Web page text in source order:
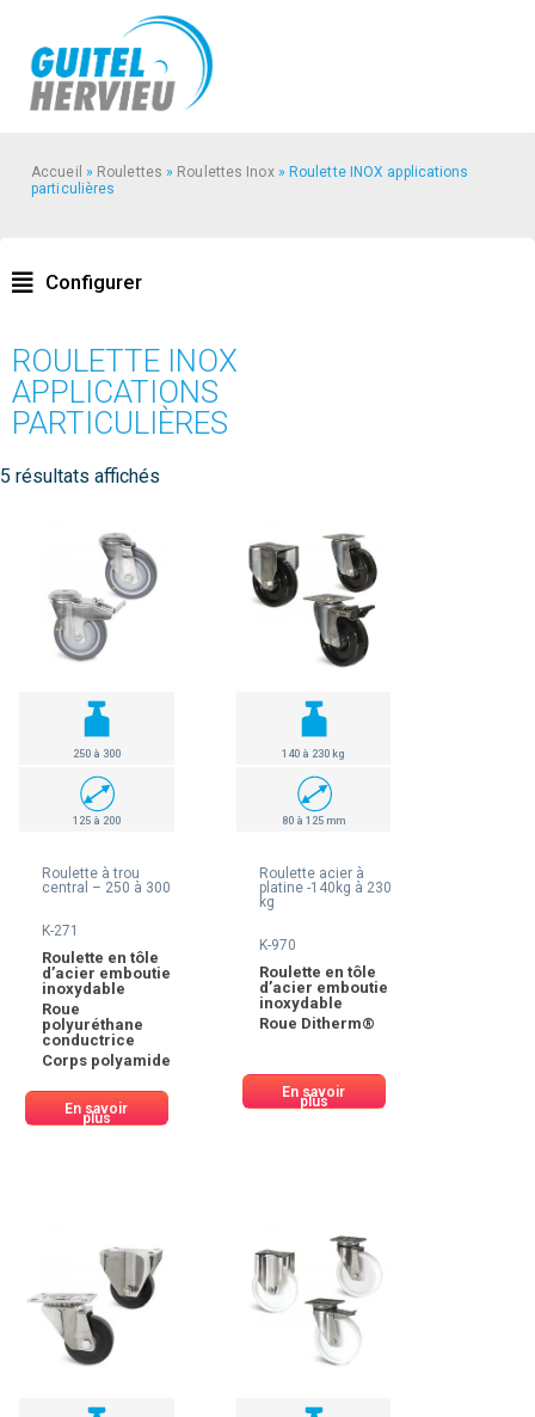
Accueil » Roulettes » Roulettes Inox» Roulette INOX applications
particulières
Configurer
ROULETTE INOX
APPLICATIONS
PARTICULIÈRES
5 résultats affichés
250 à 300
125 à 200
Roulette à trou
central – 250 à 300
K-271
Roulette en tôle
d’acier emboutie
inoxydable
Roue
polyuréthane
conductrice
Corps polyamide
En savoir
plus
140 à 230 kg
80 à 125 mm
Roulette acier à
platine -140kg à 230
kg
K-970
Roulette en tôle
d’acier emboutie
inoxydable
Roue Ditherm®
En savoir
plus